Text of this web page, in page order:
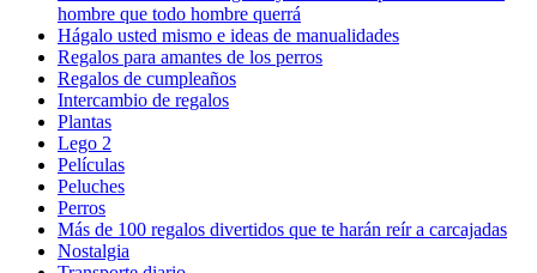
hombre que todo hombre querrá
Hágalo usted mismo e ideas de manualidades
Regalos para amantes de los perros
Regalos de cumpleaños
Intercambio de regalos
Plantas
Lego 2
Películas
Peluches
Perros
Más de 100 regalos divertidos que te harán reír a carcajadas
Nostalgia